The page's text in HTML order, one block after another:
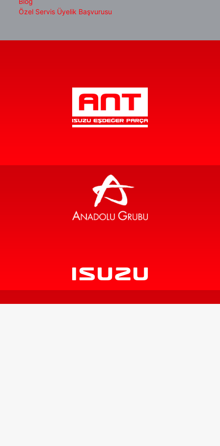
Özel Servis Üyelik Başvurusu